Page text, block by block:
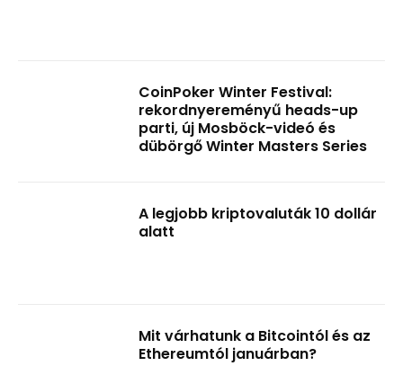
CoinPoker Winter Festival:
rekordnyereményű heads-up
parti, új Mosböck-videó és
dübörgő Winter Masters Series
A legjobb kriptovaluták 10 dollár
alatt
Mit várhatunk a Bitcointól és az
Ethereumtól januárban?